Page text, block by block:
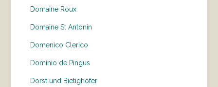
Domaine Roux
Domaine St Antonin
Domenico Clerico
Dominio de Pingus
Dorst und Bietighöfer